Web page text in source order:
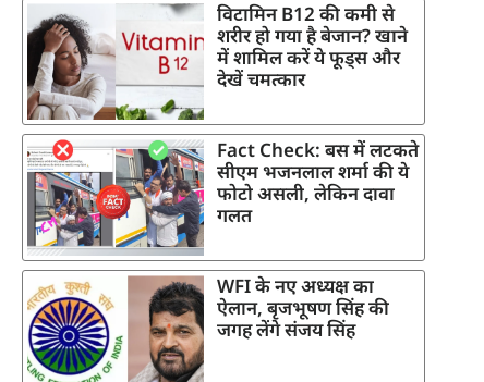
विटामिन B12 की कमी से
शरीर हो गया है बेजान? खाने
में शामिल करें ये फूड्स और
देखें चमत्कार
Fact Check: बस में लटकते
सीएम भजनलाल शर्मा की ये
फोटो असली, लेकिन दावा
गलत
WFI के नए अध्यक्ष का
ऐलान, बृजभूषण सिंह की
जगह लेंगे संजय सिंह